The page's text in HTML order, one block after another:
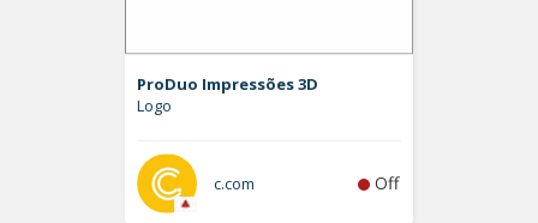
ProDuo Impressões 3D
Logo
c.com Off